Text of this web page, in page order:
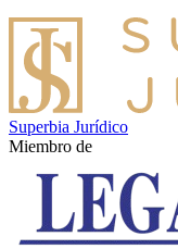
Superbia Jurídico
Miembro de